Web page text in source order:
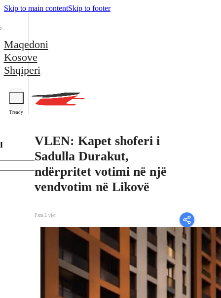
Skip to main contentSkip to footer
Maqedoni
Kosove
Shqiperi
Trendy
VLEN: Kapet shoferi i
Sadulla Durakut,
ndërpritet votimi në një
vendvotim në Likovë
Para 2 vjet